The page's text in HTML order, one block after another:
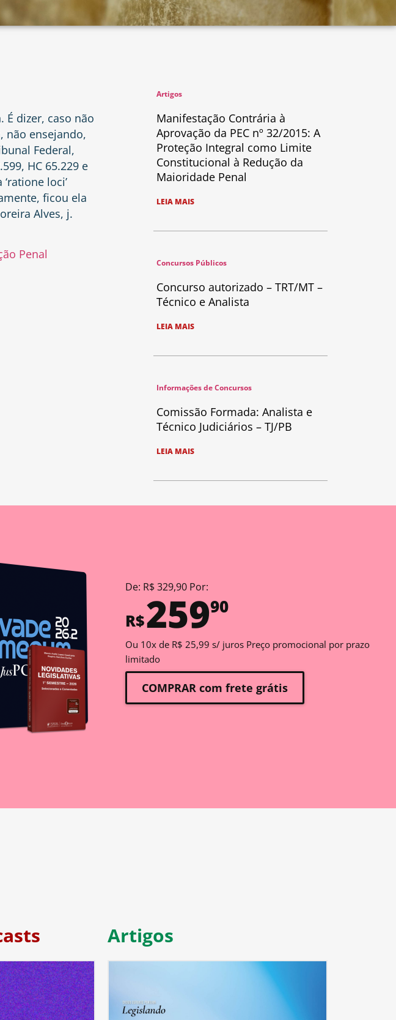
É dizer, caso não
não ensejando,
Federal,
HC 65.229 e
loci’
ficou ela
Alves, j.
Penal
Artigos
Manifestação Contrária à
Aprovação da PEC nº 32/2015: A
Proteção Integral como Limite
Constitucional à Redução da
Maioridade Penal
LEIA MAIS
Concursos Públicos
Concurso autorizado – TRT/MT –
Técnico e Analista
LEIA MAIS
Informações de Concursos
Comissão Formada: Analista e
Técnico Judiciários – TJ/PB
LEIA MAIS
De: R$ 329,90 Por:
R$25990
Ou 10x de R$ 25,99 s/ juros Preço promocional por prazo
limitado
COMPRAR com frete grátis
Artigos